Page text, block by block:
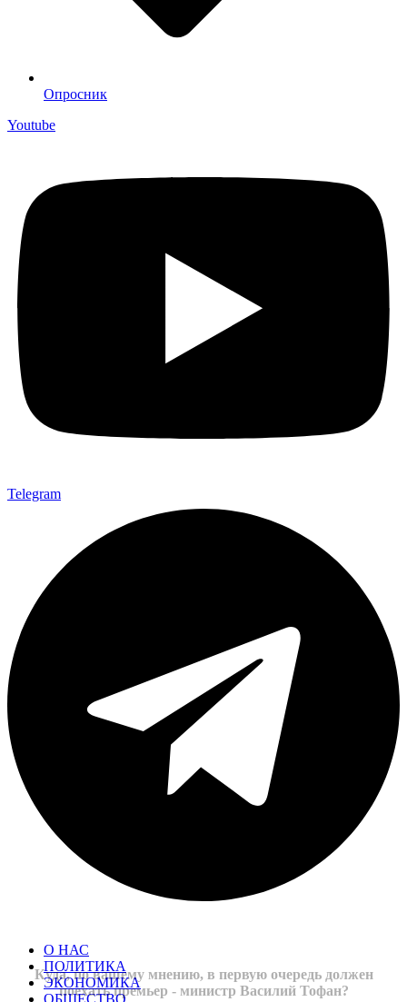
Опросник
Youtube
Telegram
О НАС
ПОЛИТИКА
ЭКОНОМИКА
ОБЩЕСТВО
Куда, по вашему мнению, в первую очередь должен
поехать премьер - министр Василий Тофан?